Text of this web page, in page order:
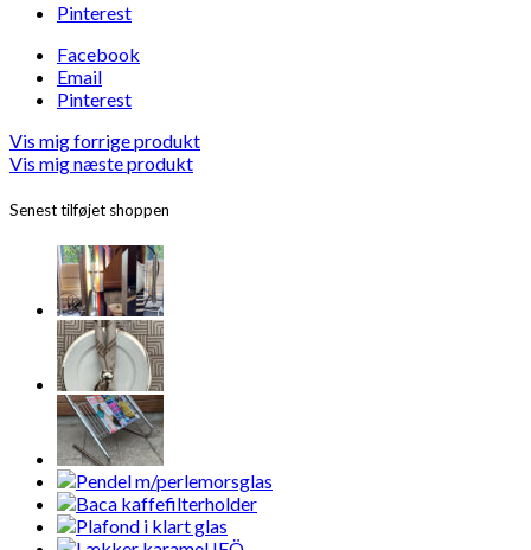
Pinterest
Facebook
Email
Pinterest
Vis mig forrige produkt
Vis mig næste produkt
Senest tilføjet shoppen